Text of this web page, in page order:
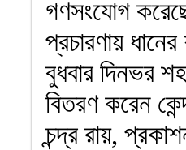
গণসংযোগ
প্রচারণায়
বুধবার দিনভর
বিতরণ করেন
চন্দ্র রায়,